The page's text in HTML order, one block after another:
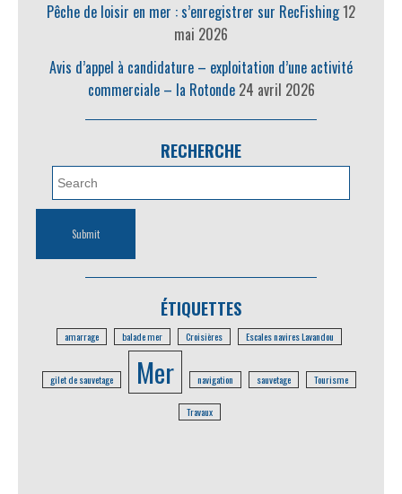
Pêche de loisir en mer : s’enregistrer sur RecFishing12
mai 2026
Avis d’appel à candidature – exploitation d’une activité
commerciale – la Rotonde 24 avril 2026
RECHERCHE
ÉTIQUETTES
amarrage balade mer Croisières Escales navires Lavandou
gilet de sauvetage Mer navigation sauvetage Tourisme
Travaux